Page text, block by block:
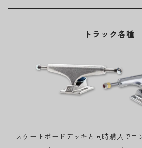
トラック各種
スケートボードデッキと同時購入でコ